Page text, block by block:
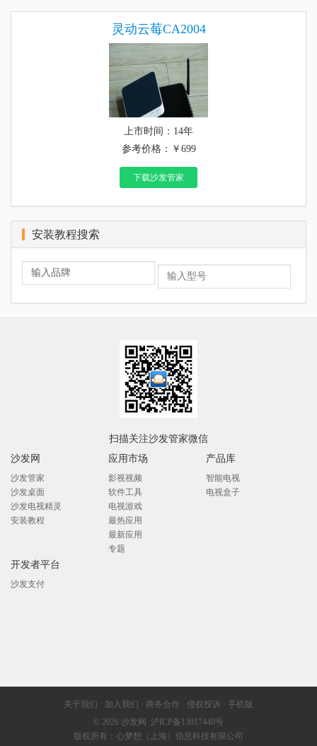
灵动云莓CA2004
上市时间：14年
参考价格：￥699
下载沙发管家
安装教程搜索
扫描关注沙发管家微信
沙发网
沙发管家
沙发桌面
沙发电视精灵
安装教程
应用市场
影视视频
软件工具
电视游戏
最热应用
最新应用
专题
产品库
智能电视
电视盒子
开发者平台
沙发支付
关于我们 · 加入我们 · 商务合作 · 侵权投诉 · 手机版
© 2026 沙发网 沪ICP备13017440号
版权所有：心梦想（上海）信息科技有限公司